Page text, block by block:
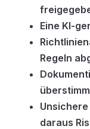
Eine KI-
Regeln
daraus